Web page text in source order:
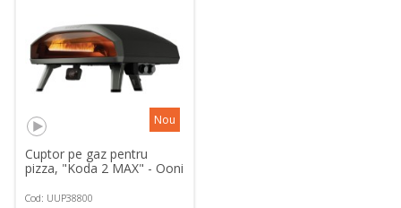
Nou
Cuptor pe gaz pentru
pizza, "Koda 2 MAX" - Ooni
Cod: UUP38800